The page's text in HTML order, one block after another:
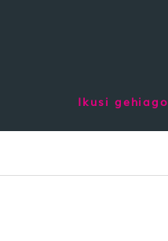
Ikusi gehiago